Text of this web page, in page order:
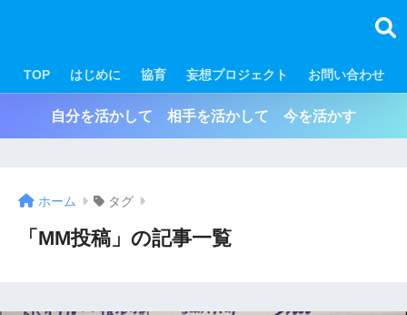
TOP はじめに 協育 妄想プロジェクト お問い合わせ
自分を活かして 相手を活かして 今を活かす
ホーム タグ
「MM投稿」の記事一覧